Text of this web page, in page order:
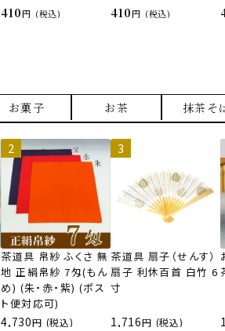
410 (税込) 410 (税込)
お菓子 お茶 抹茶そ
茶道具 帛紗 ふくさ 無
地 正絹帛紗 7匁(もん
め) (朱・赤・紫) (ポス
ト便対応可)
4,730 (税込)
茶道具 扇子（せんす）
扇子 利休百首 白竹 6
寸
1,716 (税込)